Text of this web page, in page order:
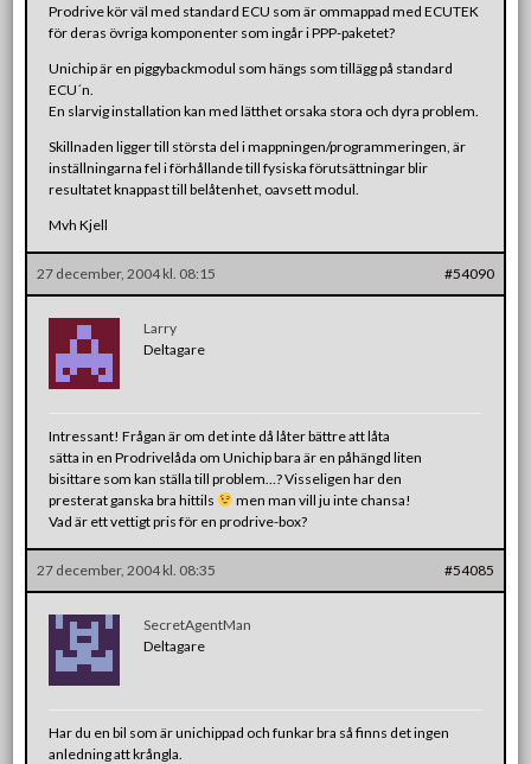
Prodrive kör väl med standard ECU som är ommappad med ECUTEK
för deras övriga komponenter som ingår i PPP-paketet?
Unichip är en piggybackmodul som hängs som tillägg på standard
ECU´n.
En slarvig installation kan med lätthet orsaka stora och dyra problem.
Skillnaden ligger till största del i mappningen/programmeringen, är
inställningarna fel i förhållande till fysiska förutsättningar blir
resultatet knappast till belåtenhet, oavsett modul.
Mvh Kjell
27 december, 2004 kl. 08:15 #54090
Larry
Deltagare
Intressant! Frågan är om det inte då låter bättre att låta
sätta in en Prodrivelåda om Unichip bara är en påhängd liten
bisittare som kan ställa till problem…? Visseligen har den
presterat ganska bra hittils
men man vill ju inte chansa!
Vad är ett vettigt pris för en prodrive-box?
27 december, 2004 kl. 08:35 #54085
SecretAgentMan
Deltagare
Har du en bil som är unichippad och funkar bra så finns det ingen
anledning att krångla.